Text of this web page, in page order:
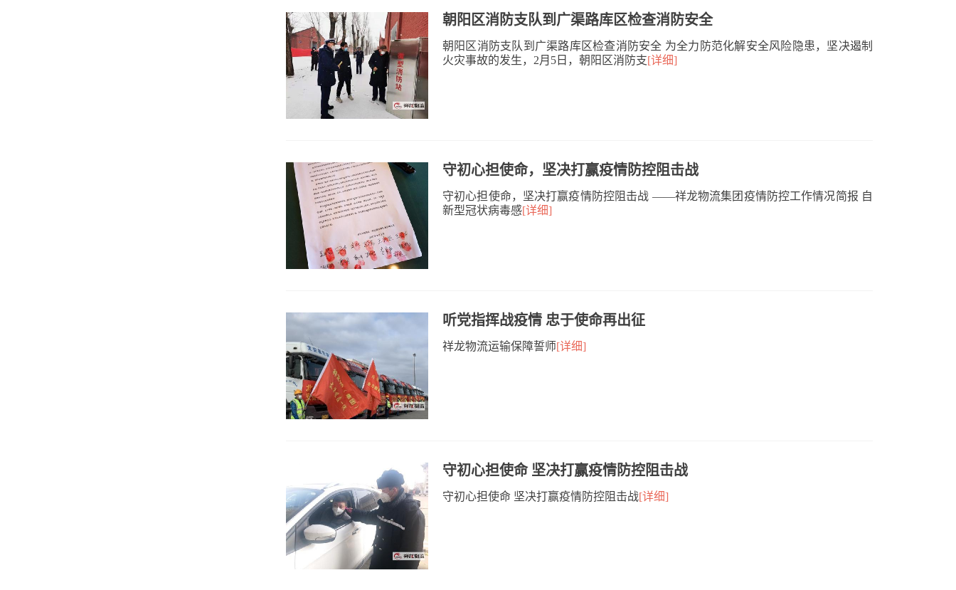
朝阳区消防支队到广渠路库区检查消防安全
朝阳区消防支队到广渠路库区检查消防安全 为全力防范化解安全风险隐患，坚决遏制
火灾事故的发生，2月5日，朝阳区消防支[详细]
守初心担使命，坚决打赢疫情防控阻击战
守初心担使命，坚决打赢疫情防控阻击战 ——祥龙物流集团疫情防控工作情况简报 自
新型冠状病毒感[详细]
听党指挥战疫情 忠于使命再出征
祥龙物流运输保障誓师[详细]
守初心担使命 坚决打赢疫情防控阻击战
守初心担使命 坚决打赢疫情防控阻击战[详细]